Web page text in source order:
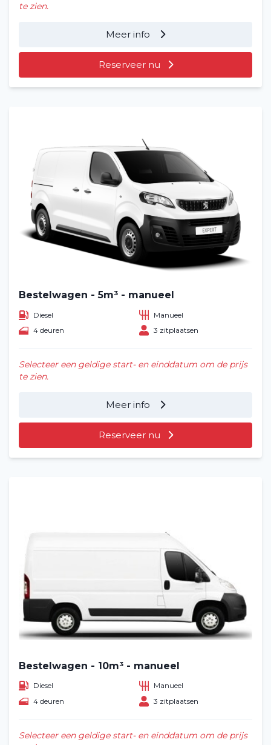
te zien.
Meer info
Reserveer nu
Bestelwagen - 5m³ - manueel
Diesel
Manueel
4 deuren
3 zitplaatsen
Selecteer een geldige start- en einddatum om de prijs
te zien.
Meer info
Reserveer nu
Bestelwagen - 10m³ - manueel
Diesel
Manueel
4 deuren
3 zitplaatsen
Selecteer een geldige start- en einddatum om de prijs